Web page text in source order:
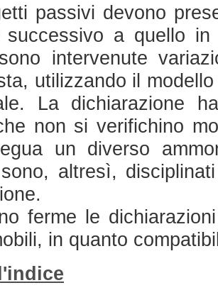
passivi devono
successivo a quello
intervenute
utilizzando il
La dichiarazione
non si verifichino
un diverso
altresì,
ferme le
in quanto